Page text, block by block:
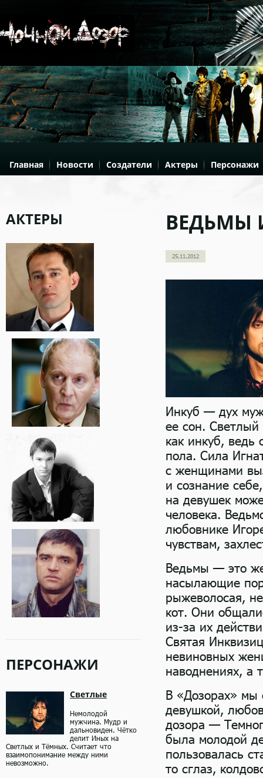
Главная Новости Создатели Актеры Персонажи
АКТЕРЫ
ПЕРСОНАЖИ
Светлые
Немолодой
мужчина. Мудр и
дальновиден. Чётко
делит Иных на
Светлых и Тёмных. Считает что
взаимопонимание между ними
невозможно.
ВЕДЬМЫ
25.11.2012
Инкуб — дух
ее сон. Светлый
как инкуб,
пола. Сила
с женщинами
и сознание
на девушек
человека.
любовнике
чувствам,
Ведьмы — это
насылающие
рыжеволосая,
кот. Они
из-за их
Святая
невиновных
наводнениях, а
В «Дозорах» мы
девушкой,
дозора —
была молодой
пользовалась
то сглаз,